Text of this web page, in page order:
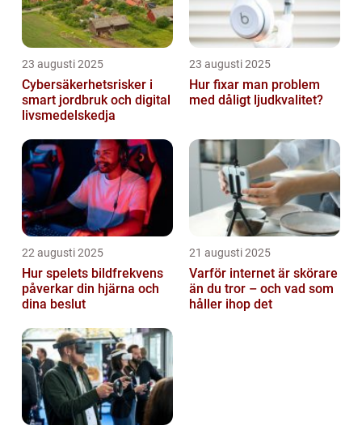
23 augusti 2025
Cybersäkerhetsrisker i
smart jordbruk och digital
livsmedelskedja
23 augusti 2025
Hur fixar man problem
med dåligt ljudkvalitet?
22 augusti 2025
Hur spelets bildfrekvens
påverkar din hjärna och
dina beslut
21 augusti 2025
Varför internet är skörare
än du tror – och vad som
håller ihop det